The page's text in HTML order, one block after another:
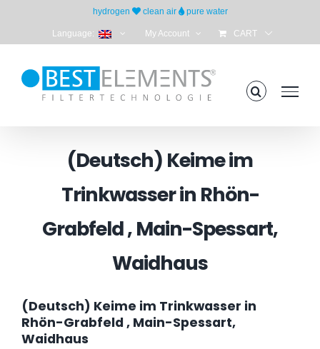
hydrogen clean air pure water
Language: My Account CART
(Deutsch) Keime im
Trinkwasser in Rhön-
Grabfeld , Main-Spessart,
Waidhaus
(Deutsch) Keime im Trinkwasser in
Rhön-Grabfeld , Main-Spessart,
Waidhaus